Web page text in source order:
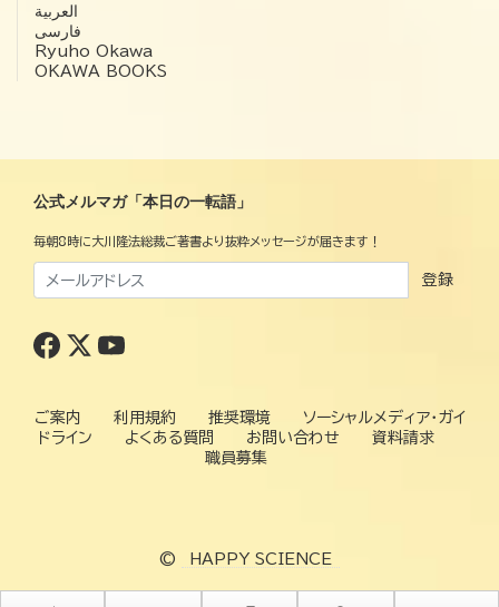
العربية‏
فارسی
Ryuho Okawa
OKAWA BOOKS
公式メルマガ「本日の一転語」
毎朝8時に大川隆法総裁ご著書より抜粋メッセージが届きます！
登録
ご案内 利用規約 推奨環境
ソーシャルメディア・ガイ
ドライン
よくある質問 お問い合わせ
資料請求
職員募集
© HAPPY SCIENCE